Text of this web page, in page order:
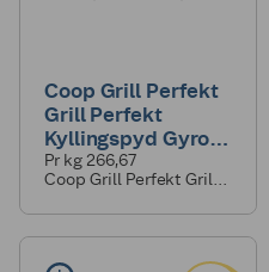
Coop Grill Perfekt
Grill Perfekt
Kyllingspyd Gyros
300g
Pr kg 266,67
Coop Grill Perfekt Grill
Gyros 300g